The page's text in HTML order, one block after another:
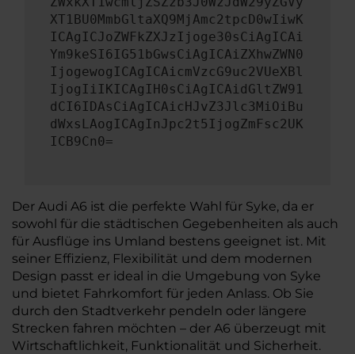
XT1BU0MmbGltaXQ9MjAmc2tpcD0wIiwK
ICAgICJoZWFkZXJzIjoge30sCiAgICAi
Ym9keSI6IG51bGwsCiAgICAiZXhwZWN0
IjogewogICAgICAicmVzcG9uc2VUeXBl
IjogIiIKICAgIH0sCiAgICAidGltZW91
dCI6IDAsCiAgICAicHJvZ3Jlc3MiOiBu
dWxsLAogICAgInJpc2t5IjogZmFsc2UK
ICB9Cn0=
Der Audi A6 ist die perfekte Wahl für Syke, da er
sowohl für die städtischen Gegebenheiten als auch
für Ausflüge ins Umland bestens geeignet ist. Mit
seiner Effizienz, Flexibilität und dem modernen
Design passt er ideal in die Umgebung von Syke
und bietet Fahrkomfort für jeden Anlass. Ob Sie
durch den Stadtverkehr pendeln oder längere
Strecken fahren möchten – der A6 überzeugt mit
Wirtschaftlichkeit, Funktionalität und Sicherheit.